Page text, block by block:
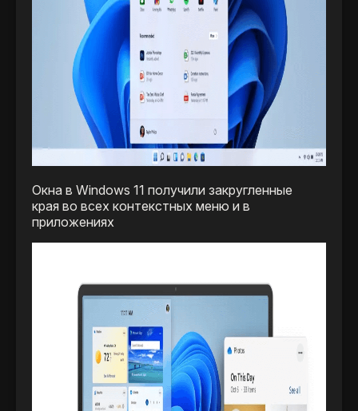
Окна в Windows 11 получили закругленные
края во всех контекстных меню и в
приложениях